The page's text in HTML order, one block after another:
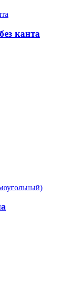
канта